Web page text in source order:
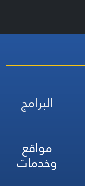
البرامج
مواقع
وخدمات